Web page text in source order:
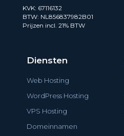
KVK: 67116132
BTW: NL856837982B01
Prijzen incl. 21% BTW
Diensten
Web Hosting
WordPress Hosting
VPS Hosting
Domeinnamen